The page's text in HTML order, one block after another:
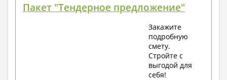
Пакет "Тендерное предложение"
Закажите
подробную
смету.
Стройте с
выгодой для
себя!